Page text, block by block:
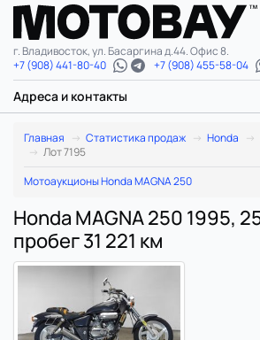
г. Владивосток, ул. Басаргина д.44. Офис 8.
+7 (908) 441-80-40
+7 (908) 455-58-04
Адреса и контакты
Главная Статистика продаж Honda
Лот 7195
Мотоаукционы Honda MAGNA 250
Honda MAGNA 250 1995,
пробег 31 221 км